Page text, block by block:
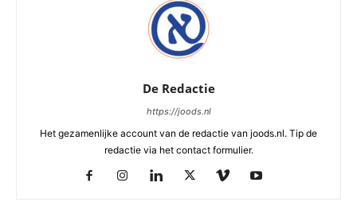
De Redactie
https://joods.nl
Het gezamenlijke account van de redactie van joods.nl. Tip de
redactie via het contact formulier.